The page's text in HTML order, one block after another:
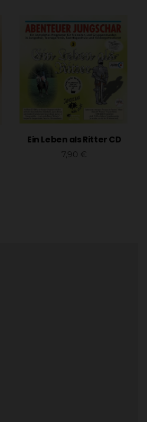
Ein Leben als Ritter CD
7,90 €